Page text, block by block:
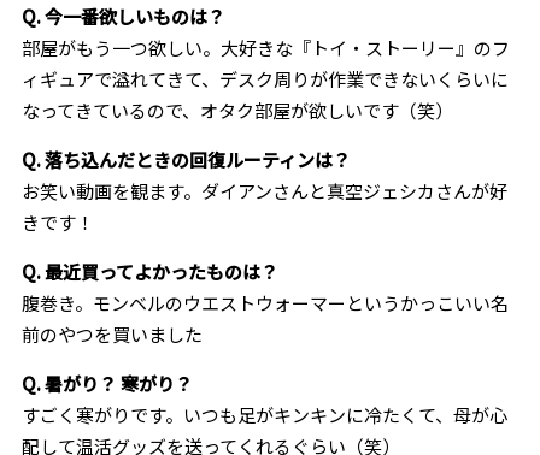
Q. 今一番欲しいものは？
部屋がもう一つ欲しい。大好きな『トイ・ストーリー』のフ
ィギュアで溢れてきて、デスク周りが作業できないくらいに
なってきているので、オタク部屋が欲しいです（笑）
Q. 落ち込んだときの回復ルーティンは？
お笑い動画を観ます。ダイアンさんと真空ジェシカさんが好
きです！
Q. 最近買ってよかったものは？
腹巻き。モンベルのウエストウォーマーというかっこいい名
前のやつを買いました
Q. 暑がり？ 寒がり？
すごく寒がりです。いつも足がキンキンに冷たくて、母が心
配して温活グッズを送ってくれるぐらい（笑）